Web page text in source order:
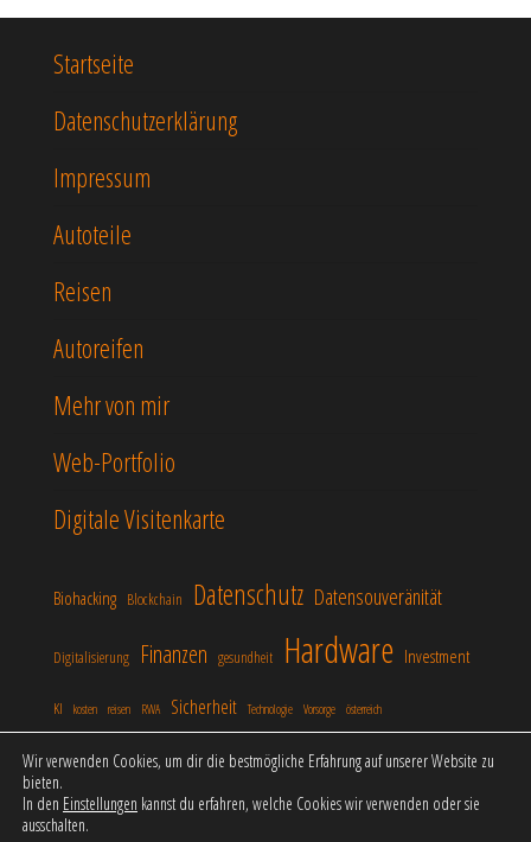
Startseite
Datenschutzerklärung
Impressum
Autoteile
Reisen
Autoreifen
Mehr von mir
Web-Portfolio
Digitale Visitenkarte
Biohacking Blockchain Datenschutz Datensouveränität
Digitalisierung Finanzen gesundheit Hardware Investment
KI kosten reisen RWA Sicherheit Technologie Vorsorge österreich
Stolz präsentiert vonWordPress|Theme:Popularis
Wir verwenden Cookies, um dir die bestmögliche Erfahrung auf unserer Website zu
bieten.
In den Einstellungen kannst du erfahren, welche Cookies wir verwenden oder sie
ausschalten.